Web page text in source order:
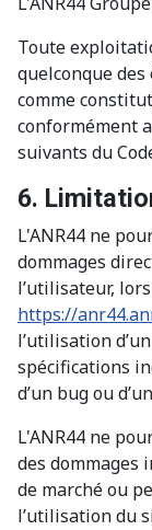
Toute
quelconque
comme
conformément
suivants du
6.
L'ANR44 ne
dommages
l’utilisateur,
https://
l’utilisation
spécifications
d’un bug ou
L'ANR44 ne
des dommages
de marché ou
l’utilisation du